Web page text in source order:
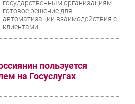
государственным организациям
готовое решение для
автоматизации взаимодействия с
клиентами...
пользуется
на Госуслугах